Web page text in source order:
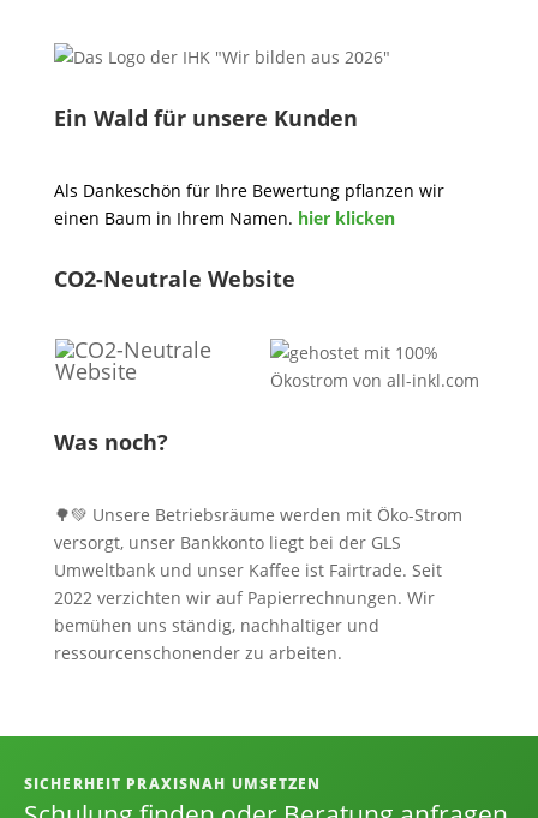
Ein Wald für unsere Kunden
Als Dankeschön für Ihre Bewertung pflanzen wir
einen Baum in Ihrem Namen. hier klicken
CO2-Neutrale Website
Was noch?
🌳💚 Unsere Betriebsräume werden mit Öko-Strom
versorgt, unser Bankkonto liegt bei der GLS
Umweltbank und unser Kaffee ist Fairtrade. Seit
2022 verzichten wir auf Papierrechnungen. Wir
bemühen uns ständig, nachhaltiger und
ressourcenschonender zu arbeiten.
Informationen, Kontakt und
SICHERHEIT PRAXISNAH UMSETZEN